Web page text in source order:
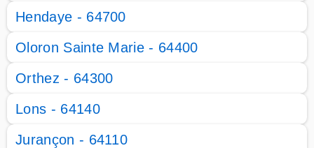
Hendaye - 64700
Oloron Sainte Marie - 64400
Orthez - 64300
Lons - 64140
Jurançon - 64110